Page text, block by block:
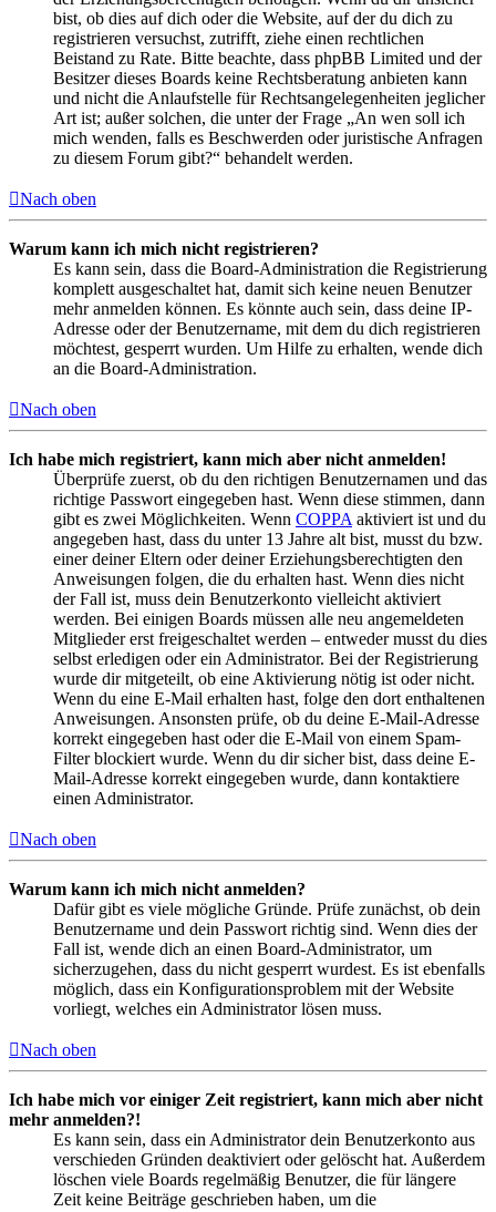
bist, ob dies auf dich oder die Website, auf der du dich zu
registrieren versuchst, zutrifft, ziehe einen rechtlichen
Beistand zu Rate. Bitte beachte, dass phpBB Limited und der
Besitzer dieses Boards keine Rechtsberatung anbieten kann
und nicht die Anlaufstelle für Rechtsangelegenheiten jeglicher
Art ist; außer solchen, die unter der Frage „An wen soll ich
mich wenden, falls es Beschwerden oder juristische Anfragen
zu diesem Forum gibt?“ behandelt werden.
Nach oben
Warum kann ich mich nicht registrieren?
Es kann sein, dass die Board-Administration die Registrierung
komplett ausgeschaltet hat, damit sich keine neuen Benutzer
mehr anmelden können. Es könnte auch sein, dass deine IP-
Adresse oder der Benutzername, mit dem du dich registrieren
möchtest, gesperrt wurden. Um Hilfe zu erhalten, wende dich
an die Board-Administration.
Nach oben
Ich habe mich registriert, kann mich aber nicht anmelden!
Überprüfe zuerst, ob du den richtigen Benutzernamen und das
richtige Passwort eingegeben hast. Wenn diese stimmen, dann
gibt es zwei Möglichkeiten. Wenn COPPA aktiviert ist und du
angegeben hast, dass du unter 13 Jahre alt bist, musst du bzw.
einer deiner Eltern oder deiner Erziehungsberechtigten den
Anweisungen folgen, die du erhalten hast. Wenn dies nicht
der Fall ist, muss dein Benutzerkonto vielleicht aktiviert
werden. Bei einigen Boards müssen alle neu angemeldeten
Mitglieder erst freigeschaltet werden – entweder musst du dies
selbst erledigen oder ein Administrator. Bei der Registrierung
wurde dir mitgeteilt, ob eine Aktivierung nötig ist oder nicht.
Wenn du eine E-Mail erhalten hast, folge den dort enthaltenen
Anweisungen. Ansonsten prüfe, ob du deine E-Mail-Adresse
korrekt eingegeben hast oder die E-Mail von einem Spam-
Filter blockiert wurde. Wenn du dir sicher bist, dass deine E-
Mail-Adresse korrekt eingegeben wurde, dann kontaktiere
einen Administrator.
Nach oben
Warum kann ich mich nicht anmelden?
Dafür gibt es viele mögliche Gründe. Prüfe zunächst, ob dein
Benutzername und dein Passwort richtig sind. Wenn dies der
Fall ist, wende dich an einen Board-Administrator, um
sicherzugehen, dass du nicht gesperrt wurdest. Es ist ebenfalls
möglich, dass ein Konfigurationsproblem mit der Website
vorliegt, welches ein Administrator lösen muss.
Nach oben
Ich habe mich vor einiger Zeit registriert, kann mich aber nicht
mehr anmelden?!
Es kann sein, dass ein Administrator dein Benutzerkonto aus
verschieden Gründen deaktiviert oder gelöscht hat. Außerdem
löschen viele Boards regelmäßig Benutzer, die für längere
Zeit keine Beiträge geschrieben haben, um die